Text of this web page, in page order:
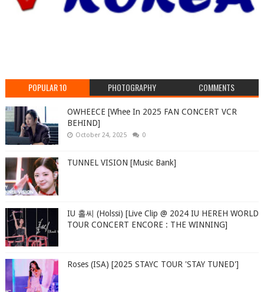
POPULAR 10 PHOTOGRAPHY COMMENTS
OWHEECE [Whee In 2025 FAN CONCERT VCR
BEHIND]
October 24, 2025 0
TUNNEL VISION [Music Bank]
IU 홀씨 (Holssi) [Live Clip @ 2024 IU HEREH WORLD
TOUR CONCERT ENCORE : THE WINNING]
Roses (ISA) [2025 STAYC TOUR 'STAY TUNED']